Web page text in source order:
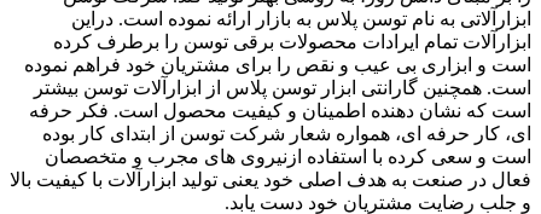
ابزارآلاتی به نام توسن پلاس به بازار ارائه نموده است. دراین
ابزارآلات تمام ایرادات محصولات برقی توسن را برطرف کرده
است و ابزاری بی عیب و نقص را برای مشتریان خود فراهم نموده
است. همچنین گارانتی ابزار توسن پلاس از ابزارآلات توسن بیشتر
است که نشان دهنده اطمینان و کیفیت محصول است. فکر حرفه
ای، کار حرفه ای، همواره شعار شرکت توسن از ابتدای کار بوده
است و سعی کرده با استفاده ازنیروی های مجرب و متخصصان
فعال در صنعت به هدف اصلی خود یعنی تولید ابزارآلات با کیفیت بالا
و جلب رضایت مشتریان خود دست یابد.